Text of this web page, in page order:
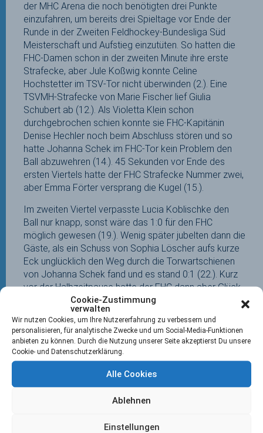
Cookie-Zustimmung
verwalten
Wir nutzen Cookies, um Ihre Nutzererfahrung zu verbessern und
personalisieren, für analytische Zwecke und um Social-Media-Funktionen
anbieten zu können. Durch die Nutzung unserer Seite akzeptierst Du unsere
Cookie- und Datenschutzerklärung.
Alle Cookies
Ablehnen
Einstellungen
der MHC Arena die noch benötigten drei Punkte
einzufahren, um bereits drei Spieltage vor Ende der
Runde in der Zweiten Feldhockey-Bundesliga Süd
Meisterschaft und Aufstieg einzutüten. So hatten die
FHC-Damen schon in der zweiten Minute ihre erste
Strafecke, aber Jule Koßwig konnte Celine
Hochstetter im TSV-Tor nicht überwinden (2.). Eine
TSVMH-Strafecke von Marie Fischer lief Giulia
Schubert ab (12.). Als Violetta Klein schon
durchgebrochen schien konnte sie FHC-Kapitänin
Denise Hechler noch beim Abschluss stören und so
hatte Johanna Schek im FHC-Tor kein Problem den
Ball abzuwehren (14.). 45 Sekunden vor Ende des
ersten Viertels hatte der FHC Strafecke Nummer zwei,
aber Emma Förter versprang die Kugel (15.).
Im zweiten Viertel verpasste Lucia Koblischke den
Ball nur knapp, sonst wäre das 1:0 für den FHC
möglich gewesen (19.). Wenig später jubelten dann die
Gäste, als ein Schuss von Sophia Löscher aufs kurze
Eck unglücklich den Weg durch die Torwartschienen
von Johanna Schek fand und es stand 0:1 (22.). Kurz
vor der Halbzeitpause hatte der FHC dann aber Glück
und Können auf seiner Seite, als Ines Wanner die
zweite TSVMH-Strafecke an den Torpfosten setzte
und Marlene Margraf die gleich nachfolgende dritte
Strafecke ablief (30.). Es folgte Ecke Nummer vier für
den TSVMH und diesmal konnte Marlene Margraf den
Eckenschuss von Ines Wanner regelkonform ablaufen
und es war Halbzeit (30.).
Kurz nach Wiederbeginn zeigten die FHC-Damen dann
und ließen Luisa Walter unbedrängt im Schusskreis